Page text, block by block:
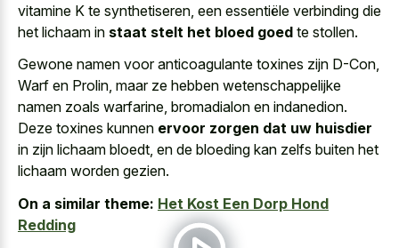
vitamine K te synthetiseren, een essentiële verbinding die
het lichaam in staat stelt het bloed goed te stollen.
Gewone namen voor anticoagulante toxines zijn D-Con,
Warf en Prolin, maar ze hebben wetenschappelijke
namen zoals warfarine, bromadialon en indanedion.
Deze toxines kunnen ervoor zorgen dat uw huisdier
in zijn lichaam bloedt, en de bloeding kan zelfs buiten het
lichaam worden gezien.
On a similar theme: Het Kost Een Dorp Hond
Redding